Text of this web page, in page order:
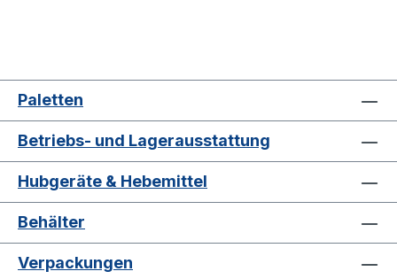
Paletten
Betriebs- und Lagerausstattung
Hubgeräte & Hebemittel
Behälter
Verpackungen